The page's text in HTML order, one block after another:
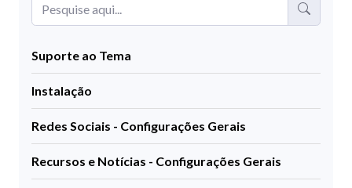
Suporte ao Tema
Instalação
Redes Sociais - Configurações Gerais
Recursos e Notícias - Configurações Gerais